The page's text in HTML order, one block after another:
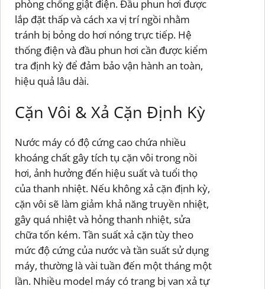
phòng chống giật điện. Đầu phun hơi được
lắp đặt thấp và cách xa vị trí ngồi nhằm
tránh bị bỏng do hơi nóng trực tiếp. Hệ
thống điện và đầu phun hơi cần được kiểm
tra định kỳ để đảm bảo vận hành an toàn,
hiệu quả lâu dài.
Cặn Vôi & Xả Cặn Định Kỳ
Nước máy có độ cứng cao chứa nhiều
khoáng chất gây tích tụ cặn vôi trong nồi
hơi, ảnh hưởng đến hiệu suất và tuổi thọ
của thanh nhiệt. Nếu không xả cặn định kỳ,
cặn vôi sẽ làm giảm khả năng truyền nhiệt,
gây quá nhiệt và hỏng thanh nhiệt, sửa
chữa tốn kém. Tần suất xả cặn tùy theo
mức độ cứng của nước và tần suất sử dụng
máy, thường là vài tuần đến một tháng một
lần. Nhiều model máy có trang bị van xả tự